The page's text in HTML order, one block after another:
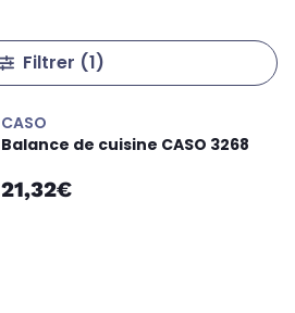
Filtrer (1)
CASO
Balance de cuisine CASO 3268
21,32€